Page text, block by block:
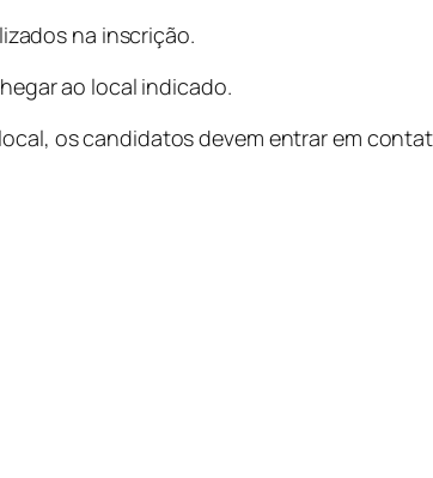
na inscrição.
ao local indicado.
os candidatos devem entrar em